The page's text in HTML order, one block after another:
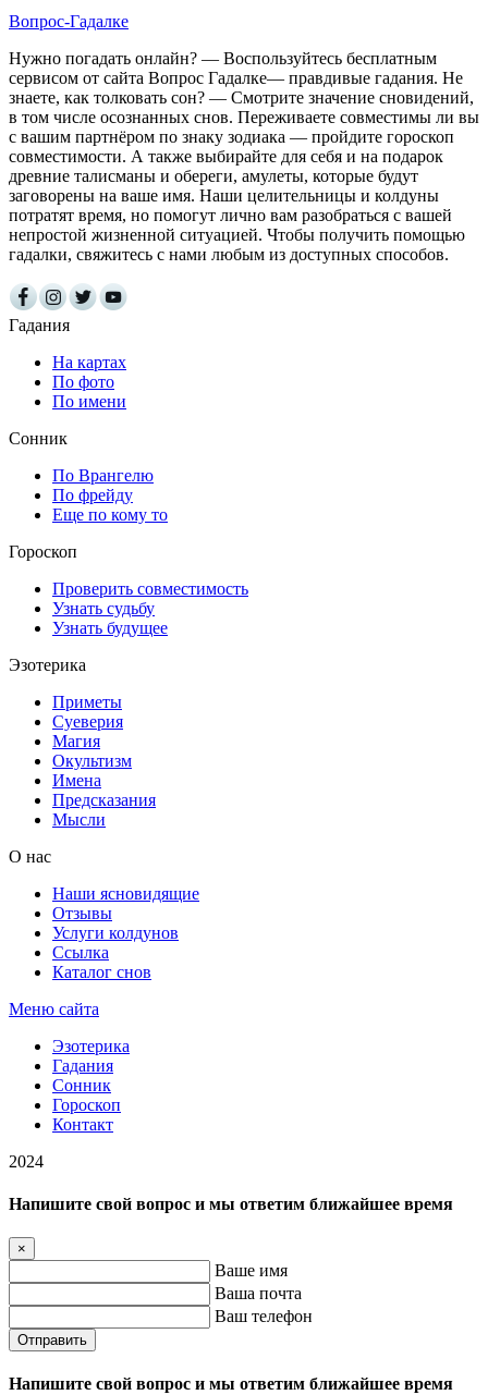
Вопрос-Гадалке
Нужно погадать онлайн? — Воспользуйтесь бесплатным
сервисом от сайта Вопрос Гадалке— правдивые гадания. Не
знаете, как толковать сон? — Смотрите значение сновидений,
в том числе осознанных снов. Переживаете совместимы ли вы
с вашим партнёром по знаку зодиака — пройдите гороскоп
совместимости. А также выбирайте для себя и на подарок
древние талисманы и обереги, амулеты, которые будут
заговорены на ваше имя. Наши целительницы и колдуны
потратят время, но помогут лично вам разобраться с вашей
непростой жизненной ситуацией. Чтобы получить помощью
гадалки, свяжитесь с нами любым из доступных способов.
Гадания
На картах
По фото
По имени
Сонник
По Врангелю
По фрейду
Еще по кому то
Гороскоп
Проверить совместимость
Узнать судьбу
Узнать будущее
Эзотерика
Приметы
Суеверия
Магия
Окультизм
Имена
Предсказания
Мысли
О нас
Наши ясновидящие
Отзывы
Услуги колдунов
Ссылка
Каталог снов
Меню сайта
Эзотерика
Гадания
Сонник
Гороскоп
Контакт
2024
Напишите свой вопрос и мы ответим ближайшее время
×
Ваше имя
Ваша почта
Ваш телефон
Отправить
Напишите свой вопрос и мы ответим ближайшее время